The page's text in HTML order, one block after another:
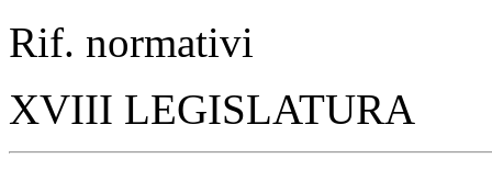
Rif. normativi
XVIII LEGISLATURA